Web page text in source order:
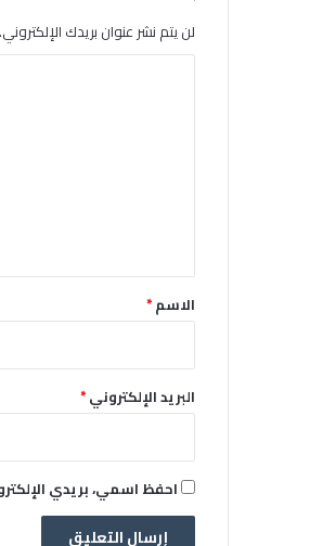
لن يتم نشر عنوان بريدك الإلكتروني.
*الاسم*
البريد الإلكتروني*
احفظ اسمي، بريدي